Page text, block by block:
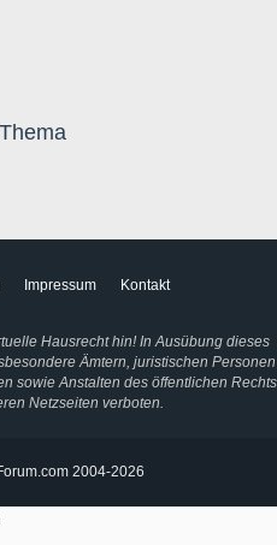
Impressum Kontakt
Hausrecht hin! In Ausübung dieses
Ämtern, juristischen Personen
sowie Anstalten des öffentlichen Rechts
Netzseiten verboten.
2004-2026